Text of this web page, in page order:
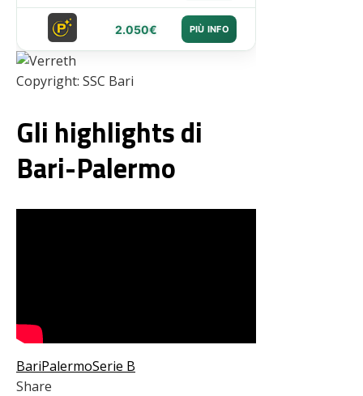
2.050€ PIÙ INFO
Copyright: SSC Bari
Gli highlights di
Bari-Palermo
BariPalermoSerie B
Share